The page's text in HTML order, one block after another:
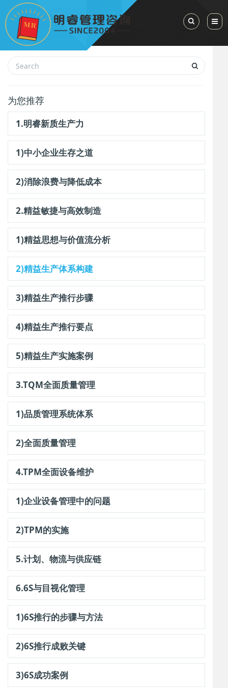
Toggle
为您推荐
1.明睿新质生产力
1)中小企业生存之道
2)消除浪费与降低成本
2.精益敏捷与高效制造
1)精益思想与价值流分析
2)精益生产体系构建
3)精益生产推行步骤
4)精益生产推行要点
5)精益生产实施案例
3.TQM全面质量管理
1)品质管理系统体系
2)全面质量管理
4.TPM全面设备维护
1)企业设备管理中的问题
2)TPM的实施
5.计划、物流与供应链
6.6S与目视化管理
1)6S推行的步骤与方法
2)6S推行成败关键
3)6S成功案例